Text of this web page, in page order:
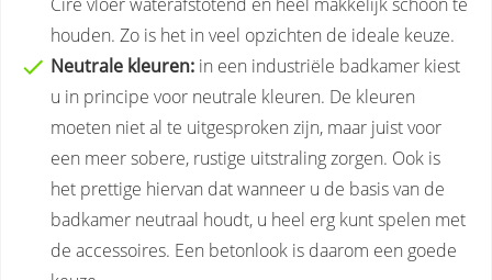
houden. Zo is het in veel opzichten de ideale keuze.
Neutrale kleuren: in een industriële badkamer kiest
u in principe voor neutrale kleuren. De kleuren
moeten niet al te uitgesproken zijn, maar juist voor
een meer sobere, rustige uitstraling zorgen. Ook is
het prettige hiervan dat wanneer u de basis van de
badkamer neutraal houdt, u heel erg kunt spelen met
de accessoires. Een betonlook is daarom een goede